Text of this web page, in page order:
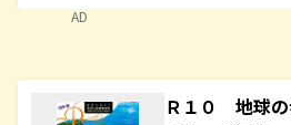
AD
Ｒ１０ 地球